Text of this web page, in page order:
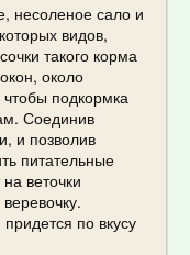
несоленое сало и
видов,
такого корма
около
подкормка
Соединив
и позволив
питательные
веточки
по вкусу